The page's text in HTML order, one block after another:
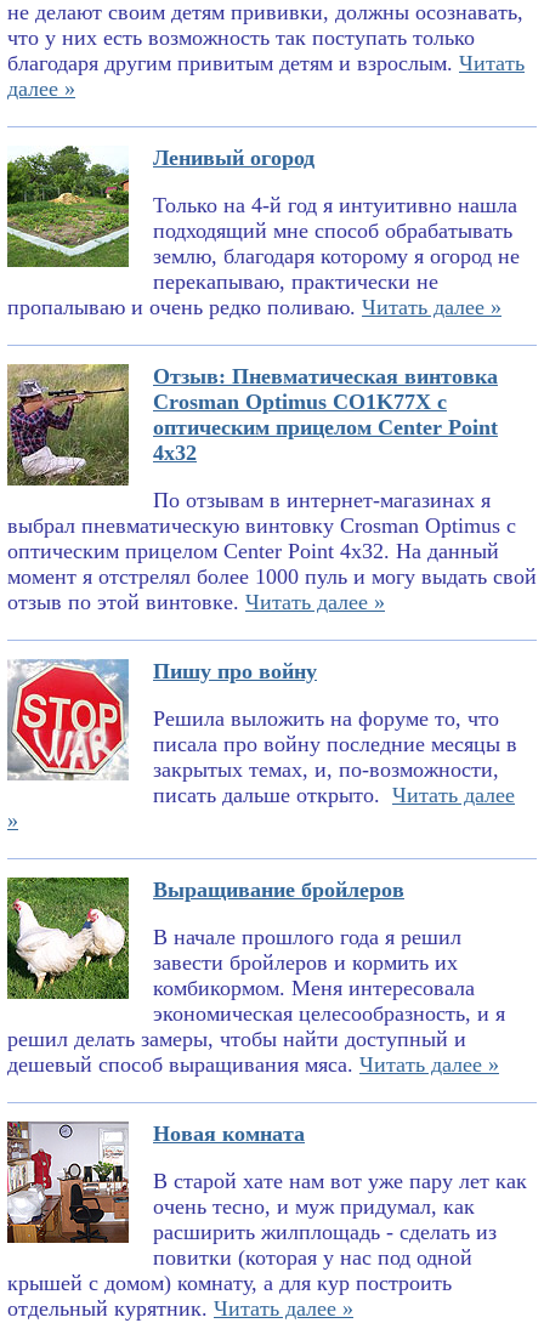
не делают своим детям прививки, должны осознавать,
что у них есть возможность так поступать только
благодаря другим привитым детям и взрослым. Читать
далее »
Ленивый огород
Только на 4-й год я интуитивно нашла
подходящий мне способ обрабатывать
землю, благодаря которому я огород не
перекапываю, практически не
пропалываю и очень редко поливаю. Читать далее »
Отзыв: Пневматическая винтовка
Crosman Optimus CO1K77X с
оптическим прицелом Center Point
4x32
По отзывам в интернет-магазинах я
выбрал пневматическую винтовку Crosman Optimus с
оптическим прицелом Center Point 4x32. На данный
момент я отстрелял более 1000 пуль и могу выдать свой
отзыв по этой винтовке. Читать далее »
Пишу про войну
Решила выложить на форуме то, что
писала про войну последние месяцы в
закрытых темах, и, по-возможности,
писать дальше открыто. Читать далее
»
Выращивание бройлеров
В начале прошлого года я решил
завести бройлеров и кормить их
комбикормом. Меня интересовала
экономическая целесообразность, и я
решил делать замеры, чтобы найти доступный и
дешевый способ выращивания мяса. Читать далее »
Новая комната
В старой хате нам вот уже пару лет как
очень тесно, и муж придумал, как
расширить жилплощадь - сделать из
повитки (которая у нас под одной
крышей с домом) комнату, а для кур построить
отдельный курятник. Читать далее »